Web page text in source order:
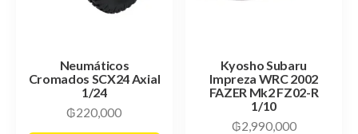
Neumáticos
Cromados SCX24 Axial
1/24
₲220,000
Kyosho Subaru
Impreza WRC 2002
FAZER Mk2 FZ02-R
1/10
₲2,990,000